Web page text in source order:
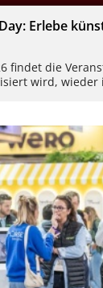
Erlebe
findet die
wird, wieder